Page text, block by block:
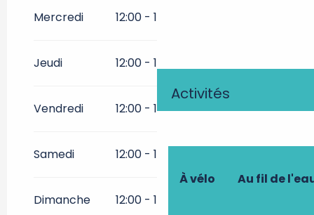
Activités
À vélo Au fil de
Mercredi 12:00 - 14:00
Jeudi 12:00 - 14:00
Vendredi 12:00 - 14:00 19:00 - 22:00
Samedi 12:00 - 14:00
Dimanche 12:00 - 14:00